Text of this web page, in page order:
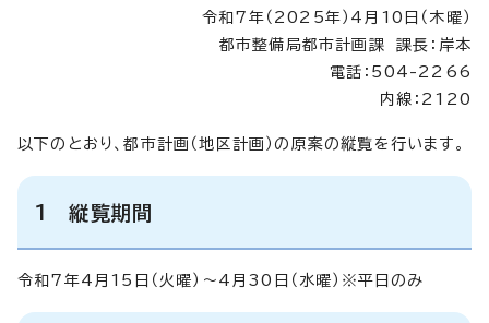
令和7年（2025年）4月10日（木曜）
都市整備局都市計画課 課長：岸本
電話：504-2266
内線：2120
以下のとおり、都市計画（地区計画）の原案の縦覧を行います。
1 縦覧期間
令和7年4月15日（火曜）～4月30日（水曜）※平日のみ